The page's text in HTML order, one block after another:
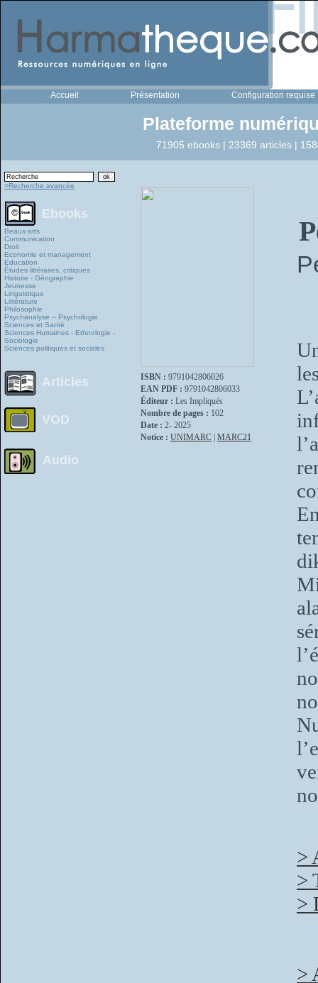
Accueil Présentation Configuration requise
Plateforme
71905 ebooks | 23369 articles |
>Recherche avancée
Ebooks
Beaux-arts
Communication
Droit
Economie et management
Education
Études littéraires, critiques
Histoire - Géographie
Jeunesse
Linguistique
Littérature
Philosophie
Psychanalyse – Psychologie
Sciences et Santé
Sciences Humaines - Ethnologie -
Sociologie
Sciences politiques et sociales
Articles
VOD
Audio
ISBN : 9791042806026
EAN PDF : 9791042806033
Éditeur : Les Impliqués
Nombre de pages : 102
Date : 2- 2025
Notice : UNIMARC MARC21
>
>
>
>